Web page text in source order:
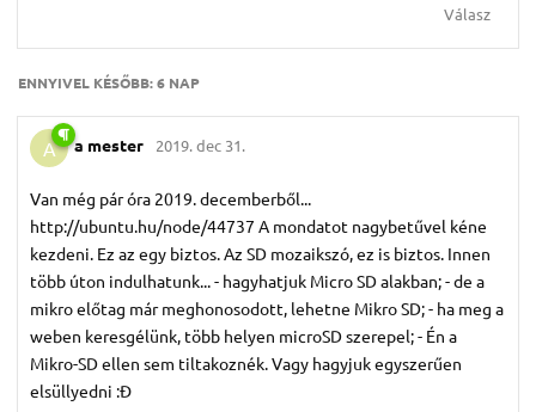
Válasz
ENNYIVEL KÉSŐBB:6 NAP
A a mester 2019. dec 31.
Van még pár óra 2019. decemberből...
http://ubuntu.hu/node/44737 A mondatot nagybetűvel kéne
kezdeni. Ez az egy biztos. Az SD mozaikszó, ez is biztos. Innen
több úton indulhatunk... - hagyhatjuk Micro SD alakban; - de a
mikro előtag már meghonosodott, lehetne Mikro SD; - ha meg a
weben keresgélünk, több helyen microSD szerepel; - Én a
Mikro-SD ellen sem tiltakoznék. Vagy hagyjuk egyszerűen
elsüllyedni :Đ